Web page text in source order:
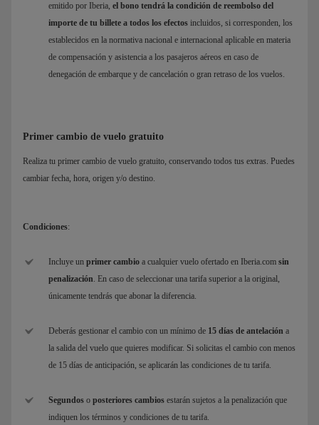
emitido por Iberia, el bono tendrá la condición de reembolso del
importe de tu billete a todos los efectos incluidos, si corresponden, los
establecidos en la normativa nacional e internacional aplicable en materia
de compensación y asistencia a los pasajeros aéreos en caso de
denegación de embarque y de cancelación o gran retraso de los vuelos.
Primer cambio de vuelo gratuito
Realiza tu primer cambio de vuelo gratuito, conservando todos tus extras. Puedes
cambiar fecha, hora, origen y/o destino.
Condiciones:
Incluye un primer cambio a cualquier vuelo ofertado en Iberia.com sin
penalización. En caso de seleccionar una tarifa superior a la original,
únicamente tendrás que abonar la diferencia.
Deberás gestionar el cambio con un mínimo de 15 días de antelación a
la salida del vuelo que quieres modificar. Si solicitas el cambio con menos
de 15 días de anticipación, se aplicarán las condiciones de tu tarifa.
Segundos o posteriores cambios estarán sujetos a la penalización que
indiquen los términos y condiciones de tu tarifa.